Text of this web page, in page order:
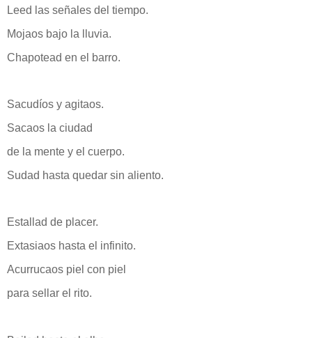
Leed las señales del tiempo.
Mojaos bajo la lluvia.
Chapotead en el barro.
Sacudíos y agitaos.
Sacaos la ciudad
de la mente y el cuerpo.
Sudad hasta quedar sin aliento.
Estallad de placer.
Extasiaos hasta el infinito.
Acurrucaos piel con piel
para sellar el rito.